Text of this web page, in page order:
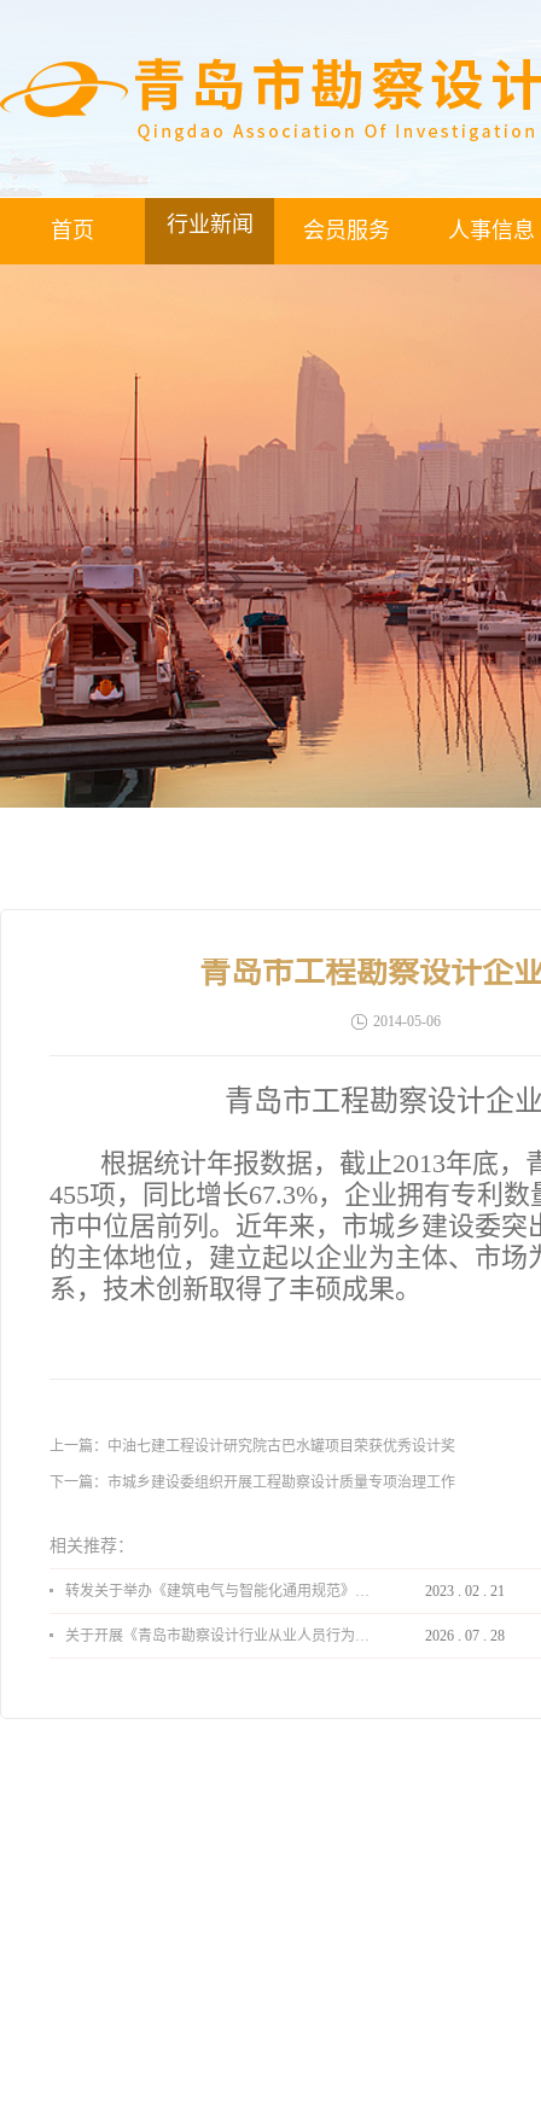
首页 行业新闻 会员服务 人事信息
青岛市工程勘察设计企
2014-05-06
青岛市工程勘察设计企
根据统计年报数据，截止2013年底
455项，同比增长67.3%， 企业拥有专利数
市中位居前列。 近年来， 市城乡建设委突
的主体地位，建立起以企业为主体、市
系，技术创新取得了丰硕成果。
上一篇： 中油七建工程设计研究院古巴水罐项目荣获优秀设计奖
下一篇： 市城乡建设委组织开展工程勘察设计质量专项治理工作
相关推荐：
转发关于举办《建筑电气与智能化通用规范》 GB55024-2022公益宣贯的通知 2023 . 02 . 21
关于开展《青岛市勘察设计行业从业人员行为导则》、《青岛市住宅工程设计审查品质提升指引（2026版）》宣贯活动的通知 2026 . 07 . 28